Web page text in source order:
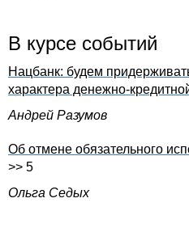
В курсе событий
Нацбанк: будем
характера денежно-
Андрей Разумов
Об отмене обязательного
>> 5
Ольга Седых